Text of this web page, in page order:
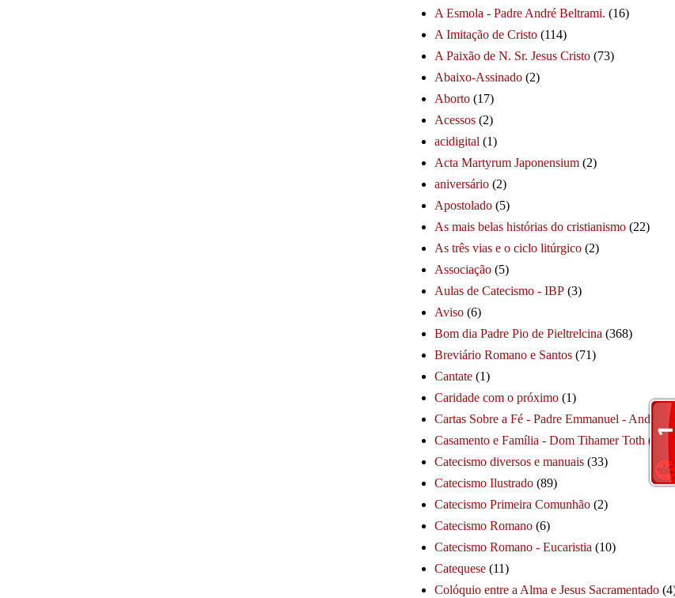
A Esmola - Padre André Beltrami. (16)
A Imitação de Cristo (114)
A Paixão de N. Sr. Jesus Cristo (73)
Abaixo-Assinado (2)
Aborto (17)
Acessos (2)
acidigital (1)
Acta Martyrum Japonensium (2)
aniversário (2)
Apostolado (5)
As mais belas histórias do cristianismo (22)
As três vias e o ciclo litúrgico (2)
Associação (5)
Aulas de Catecismo - IBP (3)
Aviso (6)
Bom dia Padre Pio de Pieltrelcina (368)
Breviário Romano e Santos (71)
Cantate (1)
Caridade com o próximo (1)
Cartas Sobre a Fé - Padre Emmanuel - André
Casamento e Família - Dom Tihamer Toth (115)
Catecismo diversos e manuais (33)
Catecismo Ilustrado (89)
Catecismo Primeira Comunhão (2)
Catecismo Romano (6)
Catecismo Romano - Eucaristia (10)
Catequese (11)
Colóquio entre a Alma e Jesus Sacramentado